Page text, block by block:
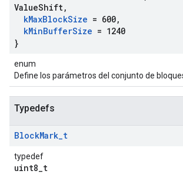
ValueShift,
kMaxBlockSize = 600,
kMinBufferSize = 1240
}
enum
Define los parámetros del conjunto de
Typedefs
BlockMark_t
typedef
uint8_t